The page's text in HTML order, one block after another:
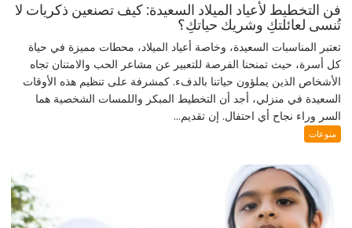
فن التخطيط لأعياد الميلاد السعيدة: كيف تصنعين ذكريات لا
تُنسى لعائلتكِ وشريك حياتكِ؟
تعتبر المناسبات السعيدة، وخاصة أعياد الميلاد، محطات مميزة في حياة
كل أسرة، حيث تمنحنا الفرصة للتعبير عن مشاعر الحب والامتنان تجاه
الأشخاص الذين يملؤون حياتنا بالدفء. كمشرفة على تنظيم هذه الأوقات
السعيدة في منزلي، أجد أن التخطيط المبكر واللمسات الشخصية هما
السر وراء نجاح أي احتفال. إن تقديم...
منوعات